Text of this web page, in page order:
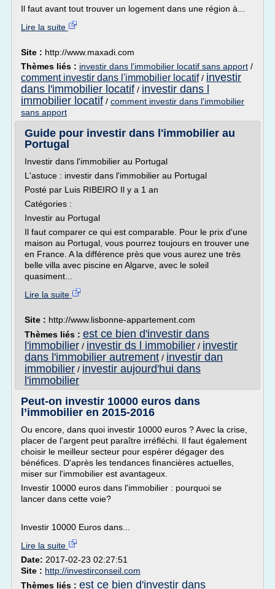
Il faut avant tout trouver un logement dans une région à...
Lire la suite
Site : http://www.maxadi.com
Thèmes liés : investir dans l'immobilier locatif sans apport /
comment investir dans l'immobilier locatif/ investir
dans l'immobilier locatif / investir dans l
immobilier locatif / comment investir dans l'immobilier
sans apport
Guide pour investir dans l'immobilier au
Portugal
Investir dans l'immobilier au Portugal
L'astuce : investir dans l'immobilier au Portugal
Posté par Luis RIBEIRO Il y a 1 an
Catégories :
Investir au Portugal
Il faut comparer ce qui est comparable. Pour le prix d'une
maison au Portugal, vous pourrez toujours en trouver une
en France. A la différence près que vous aurez une très
belle villa avec piscine en Algarve, avec le soleil
quasiment...
Lire la suite
Site : http://www.lisbonne-appartement.com
Thèmes liés : est ce bien d'investir dans
l'immobilier / investir ds l immobilier / investir
dans l'immobilier autrement / investir dan
immobilier / investir aujourd'hui dans
l'immobilier
Peut-on investir 10000 euros dans
l’immobilier en 2015-2016
Ou encore, dans quoi investir 10000 euros ? Avec la crise,
placer de l'argent peut paraître irréfléchi. Il faut également
choisir le meilleur secteur pour espérer dégager des
bénéfices. D'après les tendances financières actuelles,
miser sur l'immobilier est avantageux.
Investir 10000 euros dans l'immobilier : pourquoi se
lancer dans cette voie?
Investir 10000 Euros dans...
Lire la suite
Date: 2017-02-23 02:27:51
Site : http://investirconseil.com
Thèmes liés : est ce bien d'investir dans